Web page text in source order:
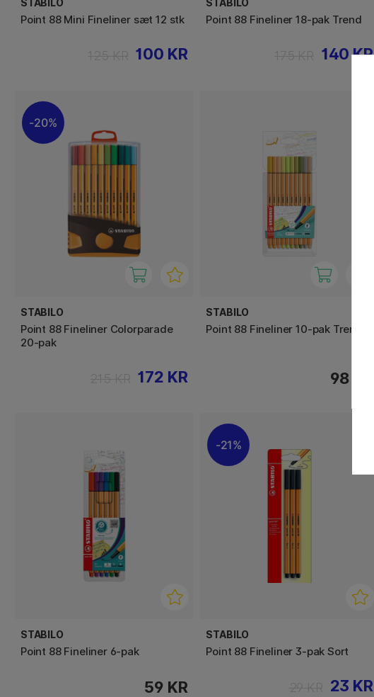
STABILO
Point 88 Mini Fineliner sæt 12 stk
100 KR
STABILO
Point 88 Fineliner 18-pak Trend
140 KR
20%
STABILO
Point 88 Fineliner Colorparade
20-pak
172 KR
STABILO
Point 88 Fineliner 10-pak Trend
98 KR
STABILO
Point 88 Fineliner 6-pak
59 KR
21%
STABILO
Point 88 Fineliner 3-pak Sort
23 KR